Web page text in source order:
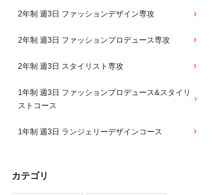
2年制 週3日 ファッションデザイン専攻
2年制 週3日 ファッションプロデュース専攻
2年制 週3日 スタイリスト専攻
1年制 週3日 ファッションプロデュース&スタイリ
ストコース
1年制 週3日 ランジェリーデザインコース
カテゴリ